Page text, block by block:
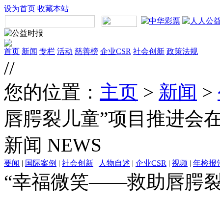
设为首页 收藏本站
首页 新闻 专栏 活动 慈善榜 企业CSR 社会创新 政策法规
//
您的位置： 主页 > 新闻 >
唇腭裂儿童”项目推进会
新闻 NEWS
要闻 | 国际案例 | 社会创新 | 人物自述 | 企业CSR | 视频 | 年检报
“幸福微笑——救助唇腭